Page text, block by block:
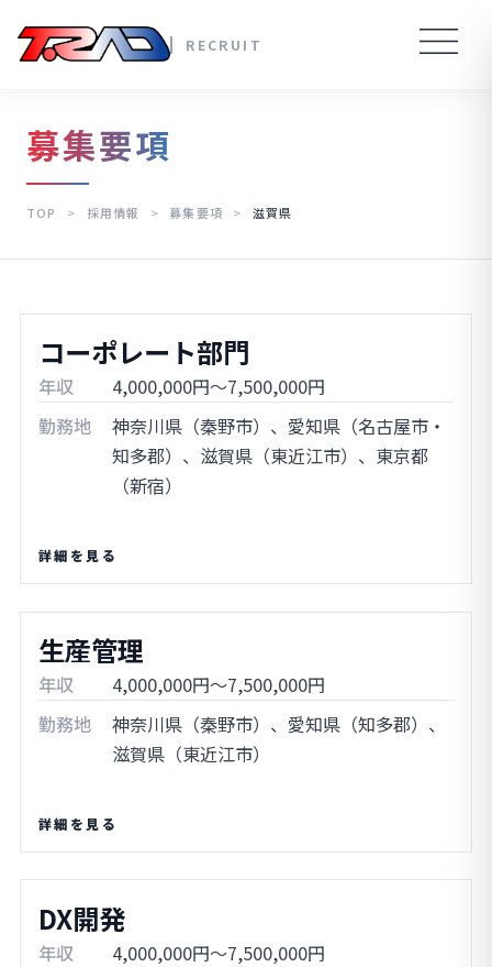
RECRUIT
募集要項
TOP > 採用情報 > 募集要項 > 滋賀県
コーポレート部門
年収
4,000,000円～7,500,000円
勤務地
神奈川県（秦野市）、愛知県（名古屋市・
知多郡）、滋賀県（東近江市）、東京都
（新宿）
詳細を見る
生産管理
年収
4,000,000円～7,500,000円
勤務地
神奈川県（秦野市）、愛知県（知多郡）、
滋賀県（東近江市）
詳細を見る
DX開発
年収
4,000,000円～7,500,000円